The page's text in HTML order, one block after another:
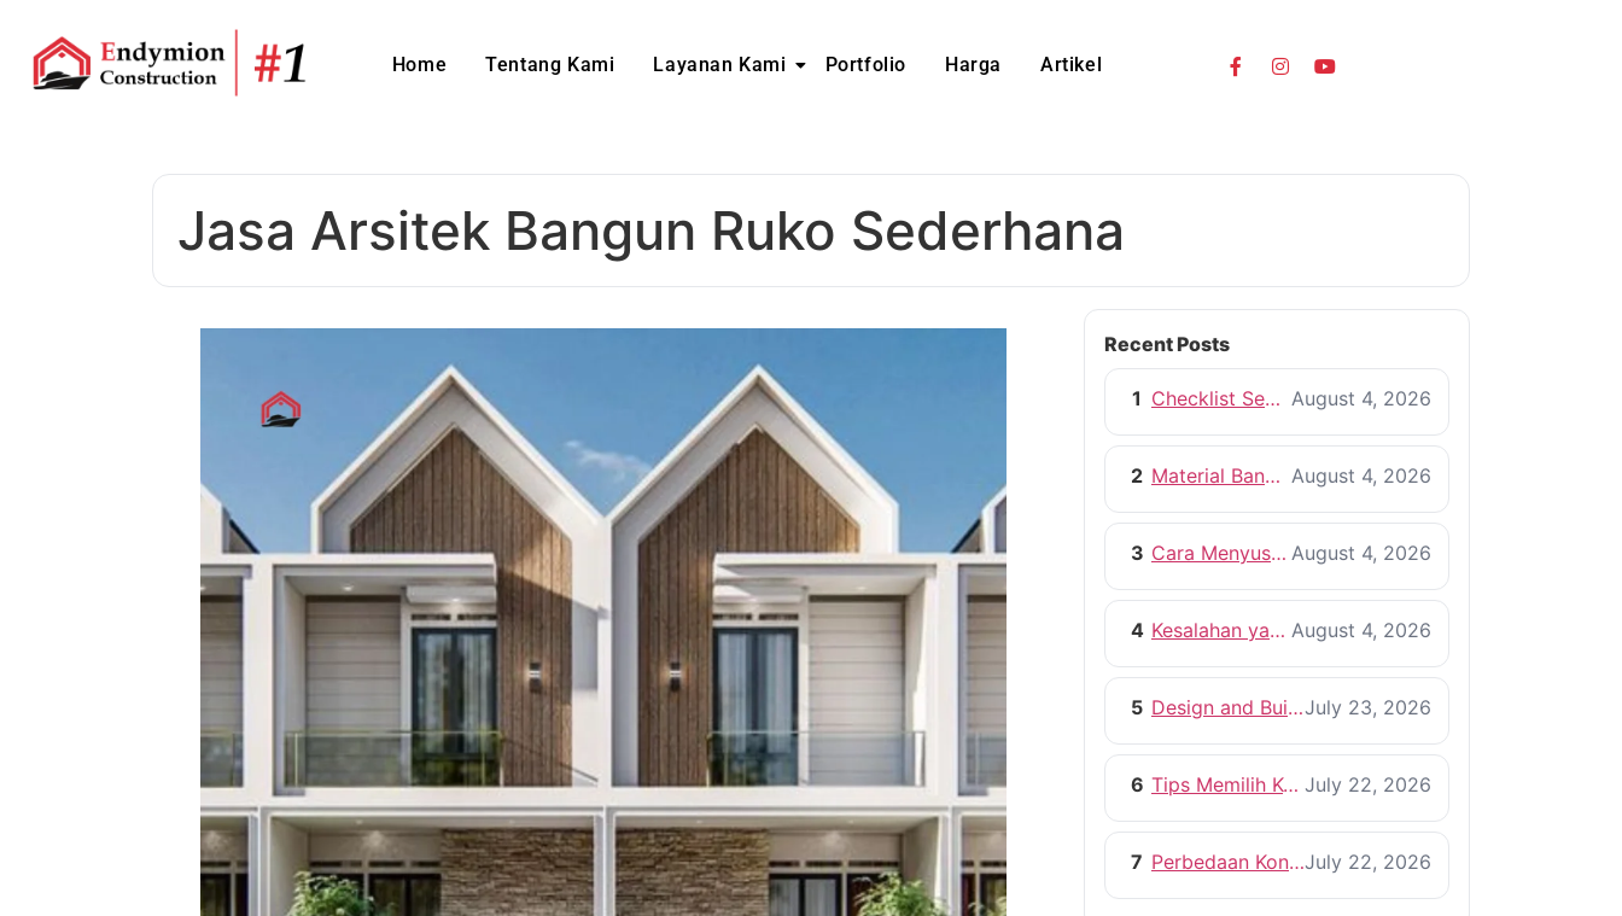
Home Tentang Kami Layanan Kami Portfolio Harga Artikel
Jasa Arsitek Bangun Ruko Sederhana
Recent Posts
1 Checklist Sebelum Memulai Proyek Pembangunan Rumah August 4, 2026
2 Material Bangunan Berkualitas untuk Rumah yang Tahan Lama August 4, 2026
3 Cara Menyusun RAB Bangun Rumah yang Efisien August 4, 2026
4 Kesalahan yang Harus Dihindari Saat Membangun Rumah August 4, 2026
5 Design and Build vs Kontraktor KonvensionalJuly 23, 2026
6 Tips Memilih Kontraktor Rumah yang Profesional July 22, 2026
7 Perbedaan Kontraktor dan Pemborong, Mana yang Lebih Tepat?July 22, 2026